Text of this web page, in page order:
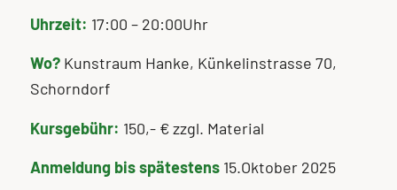
Uhrzeit: 17:00 – 20:00Uhr
Wo?Kunstraum Hanke, Künkelinstrasse 70,
Schorndorf
Kursgebühr: 150,- € zzgl. Material
Anmeldung bis spätestens 15.Oktober 2025